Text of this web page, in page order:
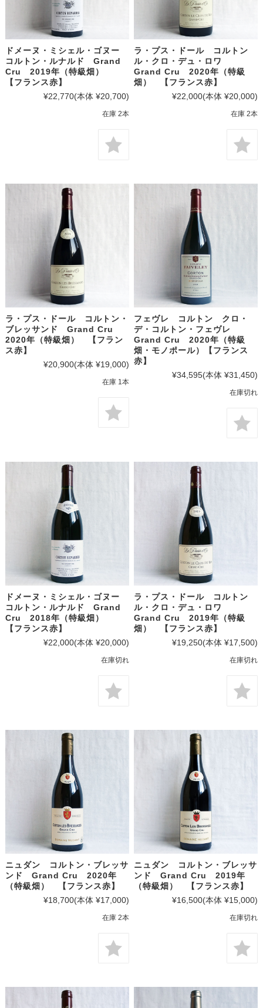
ドメーヌ・ミシェル・ゴヌー
コルトン・ルナルド Grand
Cru 2019年（特級畑）
【フランス赤】
¥22,770(本体 ¥20,700)
在庫 2本
ラ・プス・ドール コルトン
ル・クロ・デュ・ロワ
Grand Cru 2020年（特級
畑） 【フランス赤】
¥22,000(本体 ¥20,000)
在庫 2本
ラ・プス・ドール コルトン・
ブレッサンド Grand Cru
2020年（特級畑） 【フラン
ス赤】
¥20,900(本体 ¥19,000)
在庫 1本
フェヴレ コルトン クロ・
デ・コルトン・フェヴレ
Grand Cru 2020年（特級
畑・モノポール）【フランス
赤】
¥34,595(本体 ¥31,450)
在庫切れ
ドメーヌ・ミシェル・ゴヌー
コルトン・ルナルド Grand
Cru 2018年（特級畑）
【フランス赤】
¥22,000(本体 ¥20,000)
在庫切れ
ラ・プス・ドール コルトン
ル・クロ・デュ・ロワ
Grand Cru 2019年（特級
畑） 【フランス赤】
¥19,250(本体 ¥17,500)
在庫切れ
ニュダン コルトン・ブレッサ
ンド Grand Cru 2020年
（特級畑） 【フランス赤】
¥18,700(本体 ¥17,000)
在庫 2本
ニュダン コルトン・ブレッサ
ンド Grand Cru 2019年
（特級畑） 【フランス赤】
¥16,500(本体 ¥15,000)
在庫切れ